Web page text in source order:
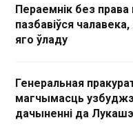
Пераемнік без
пазбавіўся
яго ўладу
Генеральная
магчымасць
дачыненні да